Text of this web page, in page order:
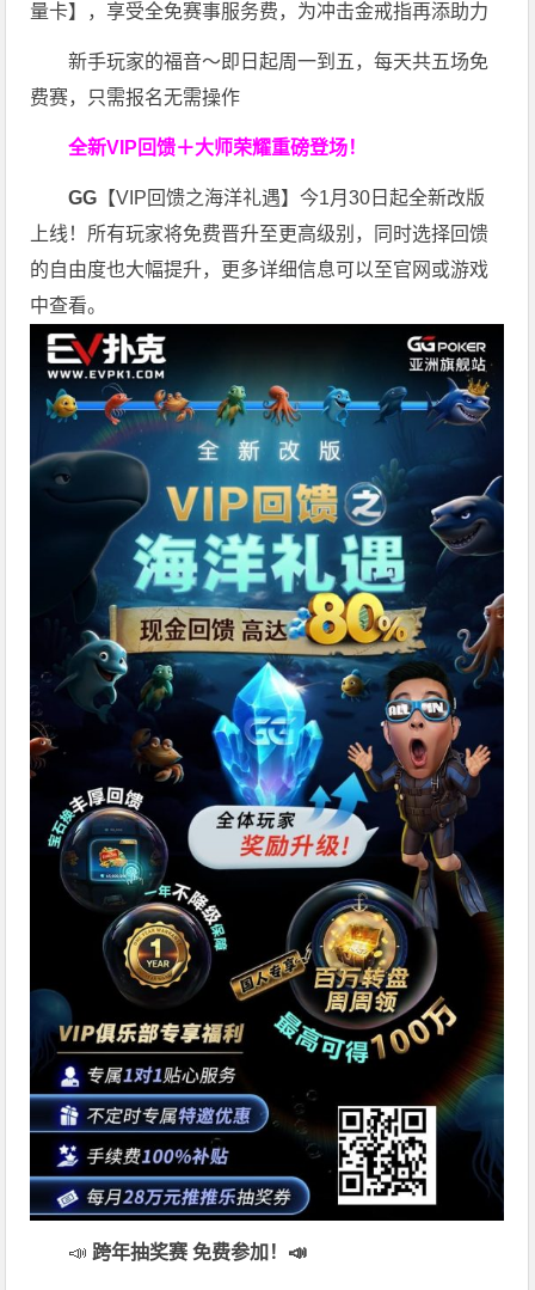
量卡】，享受全免赛事服务费，为冲击金戒指再添助力
新手玩家的福音～即日起周一到五，每天共五场免
费赛，只需报名无需操作
全新VIP回馈＋大师荣耀重磅登场！
GG 【VIP回馈之海洋礼遇】今1月30日起全新改版
上线！所有玩家将免费晋升至更高级别，同时选择回馈
的自由度也大幅提升，更多详细信息可以至官网或游戏
中查看。
📣 跨年抽奖赛 免费参加 ！📣